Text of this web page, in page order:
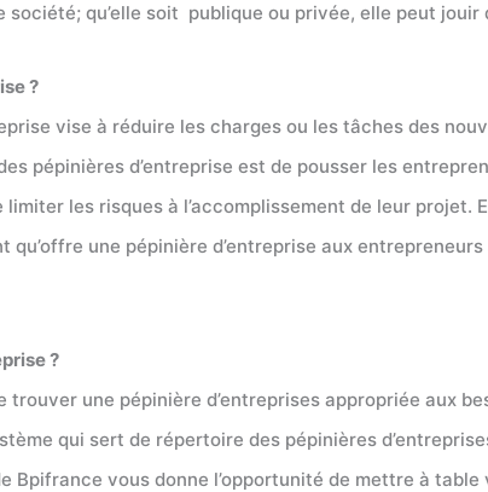
société; qu’elle soit publique ou privée, elle peut
?
vise à réduire les charges ou les tâches des
pépinières d’entreprise est de pousser les
les risques à l’accomplissement de leur
qu’offre une pépinière d’entreprise aux
?
trouver une pépinière d’entreprises appropriée aux
qui sert de répertoire des pépinières
Bpifrance vous donne l’opportunité de mettre à